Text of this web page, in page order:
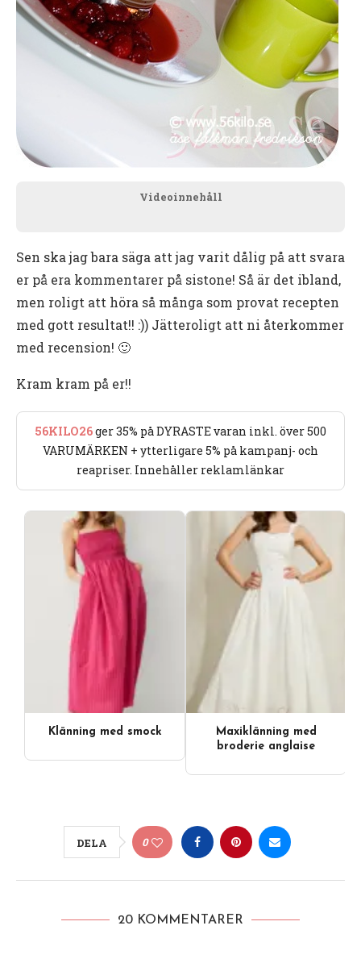
Videoinnehåll
Sen ska jag bara säga att jag varit dålig på att svara
er på era kommentarer på sistone! Så är det ibland,
men roligt att höra så många som provat recepten
med gott resultat!! :)) Jätteroligt att ni återkommer
med recension! 🙂
Kram kram på er!!
56KILO26ger 35% på DYRASTE varan inkl. över 500
VARUMÄRKEN + ytterligare 5% på kampanj- och
reapriser. Innehåller reklamlänkar
Klänning med smock
Maxiklänning med
broderie anglaise
DELA 0
20 KOMMENTARER